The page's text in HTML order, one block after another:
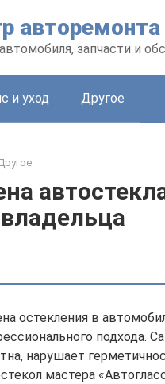
авторемонта
запчасти и
и уход Другое
остекления в
подхода.
нарушает
мастера